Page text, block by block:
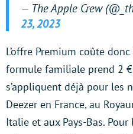
— The Apple Crew
23, 2023
L’offre Premium coûte
formule familiale prend 2
s’appliquent déjà pour les
Deezer en France, au
Italie et aux Pays-Bas.